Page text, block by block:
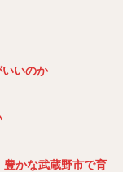
いのか
かな武蔵野市で育